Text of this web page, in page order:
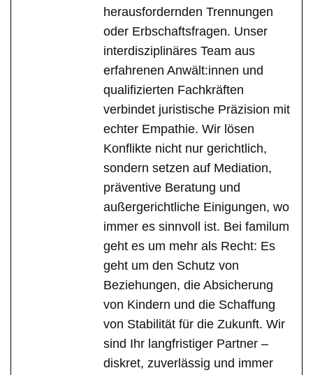
herausfordernden Trennungen
oder Erbschaftsfragen. Unser
interdisziplinäres Team aus
erfahrenen Anwält:innen und
qualifizierten Fachkräften
verbindet juristische Präzision mit
echter Empathie. Wir lösen
Konflikte nicht nur gerichtlich,
sondern setzen auf Mediation,
präventive Beratung und
außergerichtliche Einigungen, wo
immer es sinnvoll ist. Bei familum
geht es um mehr als Recht: Es
geht um den Schutz von
Beziehungen, die Absicherung
von Kindern und die Schaffung
von Stabilität für die Zukunft. Wir
sind Ihr langfristiger Partner –
diskret, zuverlässig und immer